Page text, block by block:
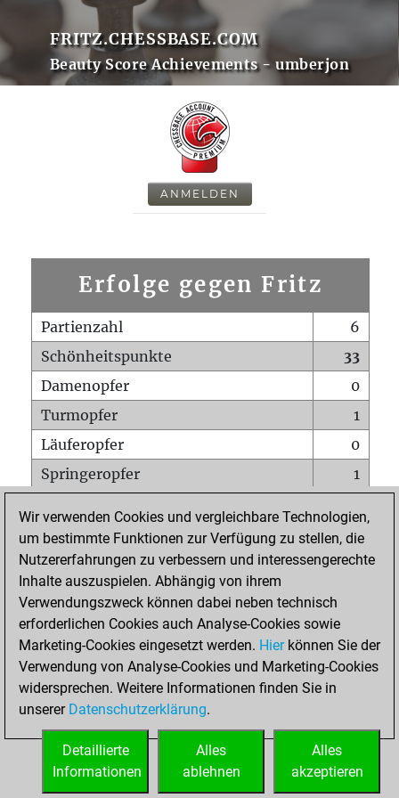
FRITZ.CHESSBASE.COM
Beauty Score Achievements - umberjon
ANMELDEN
Erfolge gegen Fritz
Partienzahl
6
Schönheitspunkte
33
Damenopfer
0
Turmopfer
1
Läuferopfer
0
Springeropfer
1
Matt auf vollem Brett
0
Bauer setzt Matt
0
Erstickte Matts
Unterverwandlungen
Türme auf der siebten
0
STARTSEITE
Wir verwenden Cookies und vergleichbare Technologien,
um bestimmte Funktionen zur Verfügung zu stellen, die
Nutzererfahrungen zu verbessern und interessengerechte
Inhalte auszuspielen. Abhängig von ihrem
Verwendungszweck können dabei neben technisch
erforderlichen Cookies auch Analyse-Cookies sowie
Marketing-Cookies eingesetzt werden. Hierkönnen Sie der
Verwendung von Analyse-Cookies und Marketing-Cookies
widersprechen. Weitere Informationen finden Sie in
unserer Datenschutzerklärung.
Alles
akzeptieren
Alles
ablehnen
Detaillierte
Informationen